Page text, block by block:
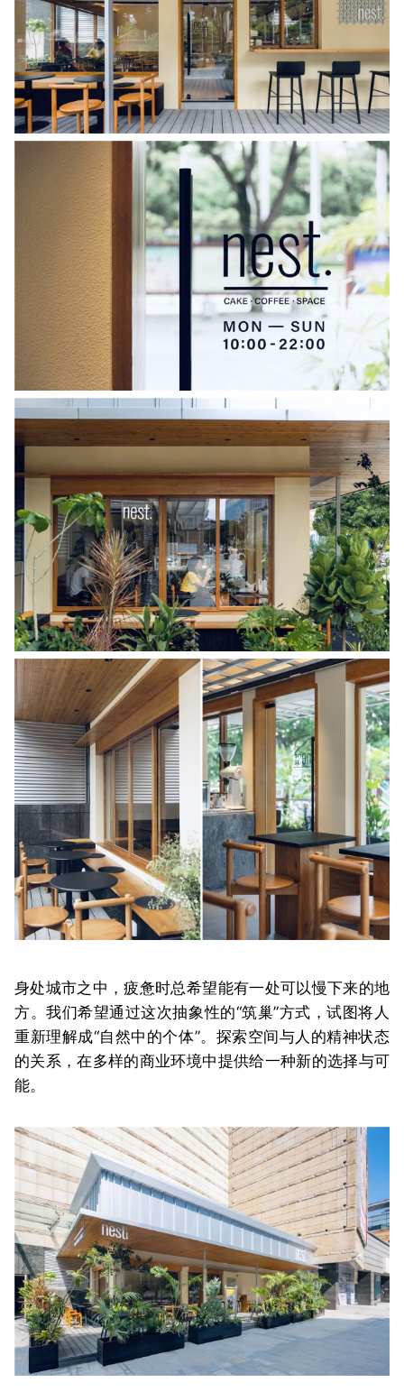
身处城市之中，疲惫时总希望能有一处可以慢下来的地
方。我们希望通过这次抽象性的“筑巢”方式，试图将人
重新理解成“自然中的个体”。探索空间与人的精神状态
的关系，在多样的商业环境中提供给一种新的选择与可
能。